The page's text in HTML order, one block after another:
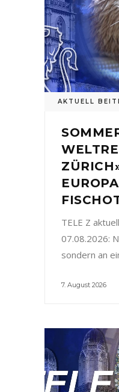
AKTUELL
TELE Z
07.08.2026:
sondern an
7. August 2026